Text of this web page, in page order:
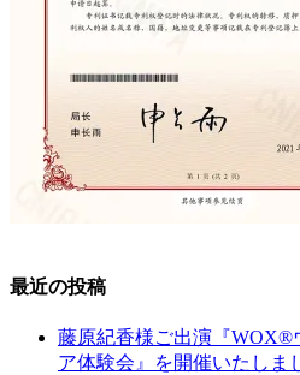
最近の投稿
藤原紀香様ご出演『WOX®
ア体験会』を開催いたしま